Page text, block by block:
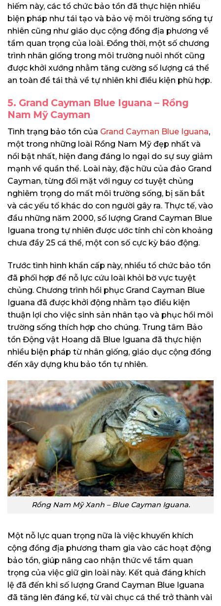
hiếm này, các tổ chức bảo tồn đã thực hiện nhiều
biện pháp như tái tạo và bảo vệ môi trường sống tự
nhiên cũng như giáo dục cộng đồng địa phương về
tầm quan trọng của loài. Đồng thời, một số chương
trình nhân giống trong môi trường nuôi nhốt cũng
được khởi xướng nhằm tăng cường số lượng cá thể
an toàn để tái thả về tự nhiên khi điều kiện phù hợp.
5. Grand Cayman Blue Iguana – Rồng
Nam Mỹ Cayman
Tình trạng bảo tồn của Grand Cayman Blue Iguana,
một trong những loài Rồng Nam Mỹ đẹp nhất và
nổi bật nhất, hiện đang đáng lo ngại do sự suy giảm
mạnh về quần thể. Loài này, đặc hữu của đảo Grand
Cayman, từng đối mặt với nguy cơ tuyệt chủng
nghiêm trọng do mất môi trường sống, bị săn bắt
và các yếu tố khác do con người gây ra. Thực tế, vào
đầu những năm 2000, số lượng Grand Cayman Blue
Iguana trong tự nhiên được ước tính chỉ còn khoảng
chưa đầy 25 cá thể, một con số cực kỳ báo động.
Trước tình hình khẩn cấp này, nhiều tổ chức bảo tồn
đã phối hợp để nỗ lực cứu loài khỏi bờ vực tuyệt
chủng. Chương trình hồi phục Grand Cayman Blue
Iguana đã được khởi động nhằm tạo điều kiện
thuận lợi cho việc sinh sản nhân tạo và phục hồi môi
trường sống thích hợp cho chúng. Trung tâm Bảo
tồn Động vật Hoang dã Blue Iguana đã thực hiện
nhiều biện pháp từ nhân giống, giáo dục cộng đồng
đến xây dựng khu bảo tồn tự nhiên.
Rồng Nam Mỹ Xanh – Blue Cayman Iguana.
Một nỗ lực quan trọng nữa là việc khuyến khích
cộng đồng địa phương tham gia vào các hoạt động
bảo tồn, giúp nâng cao nhận thức về tầm quan
trọng của việc giữ gìn loài này. Kết quả đáng khích
lệ đã đến khi số lượng Grand Cayman Blue Iguana
đã tăng lên đáng kể, từ vài chục cá thể trở thành vài